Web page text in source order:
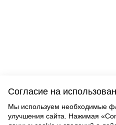
ВАМ ТАКЖЕ МОЖЕТ
Согласие на
Мы используем необходимые
улучшения сайта. Нажимая